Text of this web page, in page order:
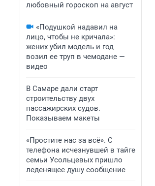
любовный гороскоп на август
«Подушкой надавил на
лицо, чтобы не кричала»:
жених убил модель и год
возил ее труп в чемодане —
видео
В Самаре дали старт
строительству двух
пассажирских судов.
Показываем макеты
«Простите нас за всё». С
телефона исчезнувшей в тайге
семьи Усольцевых пришло
леденящее душу сообщение